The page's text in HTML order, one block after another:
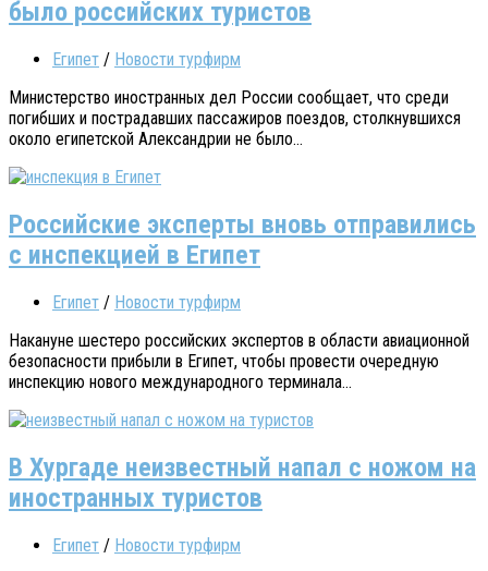
было российских туристов
Египет / Новости турфирм
Министерство иностранных дел России сообщает, что среди
погибших и пострадавших пассажиров поездов, столкнувшихся
около египетской Александрии не было...
Российские эксперты вновь отправились
с инспекцией в Египет
Египет / Новости турфирм
Накануне шестеро российских экспертов в области авиационной
безопасности прибыли в Египет, чтобы провести очередную
инспекцию нового международного терминала...
В Хургаде неизвестный напал с ножом на
иностранных туристов
Египет / Новости турфирм